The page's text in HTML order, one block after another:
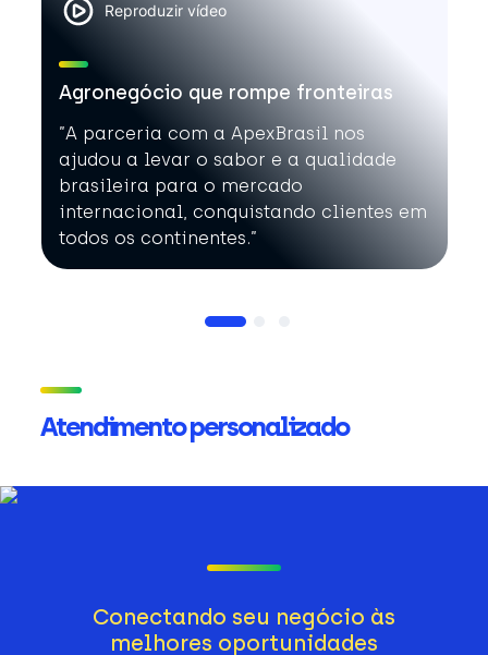
Reproduzir vídeo
Agronegócio que rompe fronteiras
”A parceria com a ApexBrasil nos
ajudou a levar o sabor e a qualidade
brasileira para o mercado
internacional, conquistando clientes em
todos os continentes.”
Atendimento personalizado
Conectando seu negócio às
melhores oportunidades